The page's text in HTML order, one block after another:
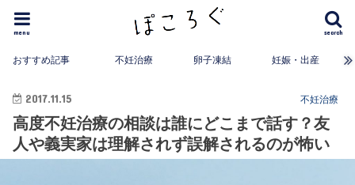
search
menu
おすすめ記事 不妊治療 卵子凍結 妊娠・出産
不妊治療
2017.11.15
高度不妊治療の相談は誰にどこまで話す？友
人や義実家は理解されず誤解されるのが怖い